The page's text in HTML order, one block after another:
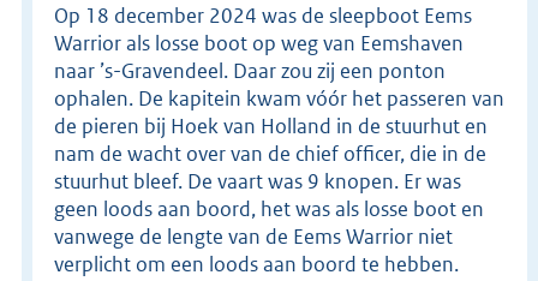
Op 18 december 2024 was de sleepboot Eems
Warrior als losse boot op weg van Eemshaven
naar ’s-Gravendeel. Daar zou zij een ponton
ophalen. De kapitein kwam vóór het passeren van
de pieren bij Hoek van Holland in de stuurhut en
nam de wacht over van de chief officer, die in de
stuurhut bleef. De vaart was 9 knopen. Er was
geen loods aan boord, het was als losse boot en
vanwege de lengte van de Eems Warrior niet
verplicht om een loods aan boord te hebben.